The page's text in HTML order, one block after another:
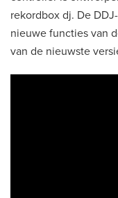
rekordbox dj. De
nieuwe functies van
van de nieuwste